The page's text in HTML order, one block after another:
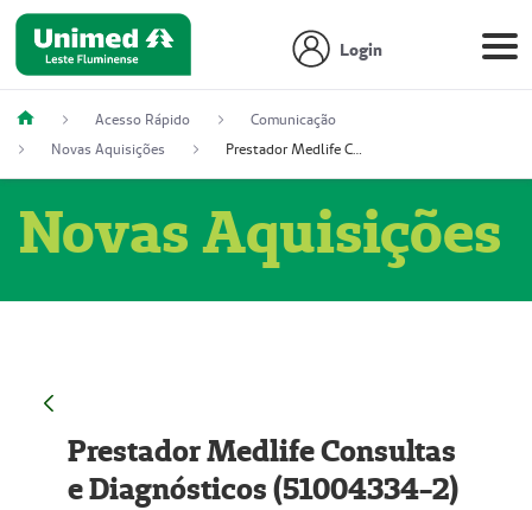
Login
Acesso Rápido
Comunicação
Novas Aquisições
Prestador Medlife Consultas e Diagnósticos (51004334-2)
Novas Aquisições
Prestador Medlife Consultas
e Diagnósticos (51004334-2)